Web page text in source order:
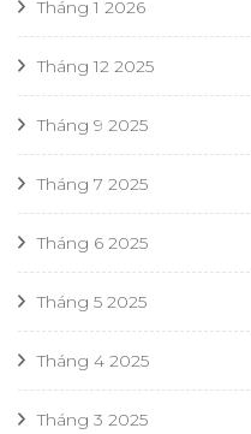
Tháng 1 2026
Tháng 12 2025
Tháng 9 2025
Tháng 7 2025
Tháng 6 2025
Tháng 5 2025
Tháng 4 2025
Tháng 3 2025